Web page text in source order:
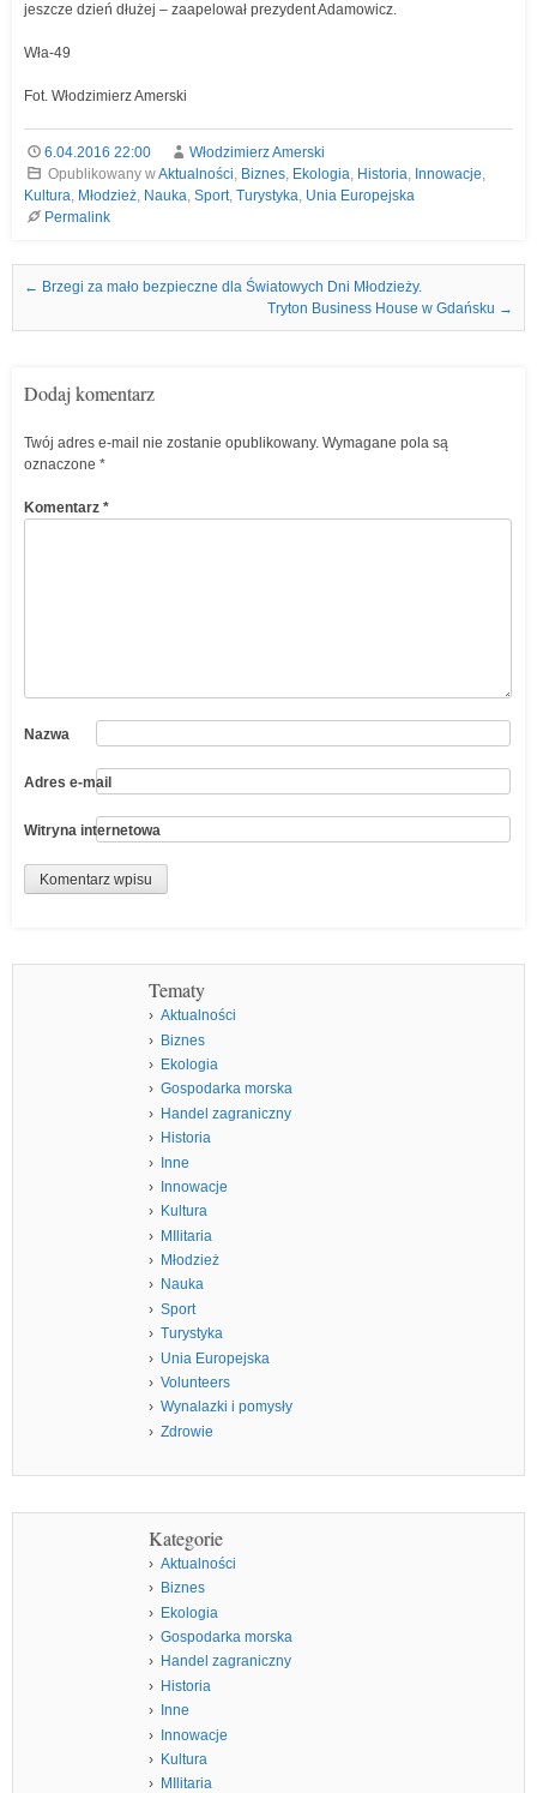
jeszcze dzień dłużej – zaapelował prezydent Adamowicz.
Wła-49
Fot. Włodzimierz Amerski
6.04.2016 22:00
Włodzimierz Amerski
Opublikowany wAktualności, Biznes, Ekologia, Historia, Innowacje,
Kultura, Młodzież, Nauka, Sport, Turystyka, Unia Europejska
Permalink
Nawigacja we wpisach
← Brzegi za mało bezpieczne dla Światowych Dni Młodzieży.
Tryton Business House w Gdańsku →
Dodaj komentarz
Twój adres e-mail nie zostanie opublikowany. Wymagane pola są
oznaczone *
Komentarz *
Nazwa
Adres e-mail
Witryna internetowa
Tematy
Aktualności
Biznes
Ekologia
Gospodarka morska
Handel zagraniczny
Historia
Inne
Innowacje
Kultura
MIlitaria
Młodzież
Nauka
Sport
Turystyka
Unia Europejska
Volunteers
Wynalazki i pomysły
Zdrowie
Kategorie
Aktualności
Biznes
Ekologia
Gospodarka morska
Handel zagraniczny
Historia
Inne
Innowacje
Kultura
MIlitaria